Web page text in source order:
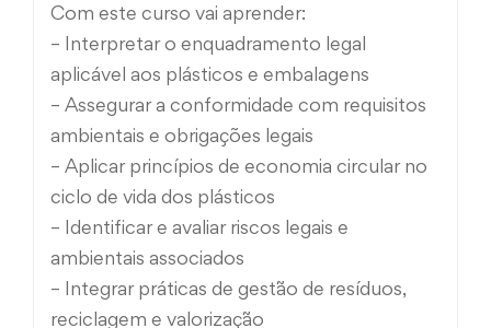
Com este curso vai aprender:
– Interpretar o enquadramento legal
aplicável aos plásticos e embalagens
– Assegurar a conformidade com requisitos
ambientais e obrigações legais
– Aplicar princípios de economia circular no
ciclo de vida dos plásticos
– Identificar e avaliar riscos legais e
ambientais associados
– Integrar práticas de gestão de resíduos,
reciclagem e valorização